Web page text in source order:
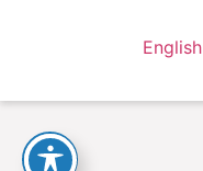
English